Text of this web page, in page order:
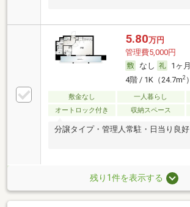
5.80万円
管理費5,000円
なし
1ヶ月
4階 / 1K（24.7m2）
敷金なし 一人暮らし
オートロック付き
収納スペース
分譲タイプ・管理人常駐・日当り良好
残り1件を表示する